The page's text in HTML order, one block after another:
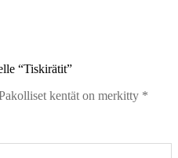
“Tiskirätit”
kentät on merkitty *